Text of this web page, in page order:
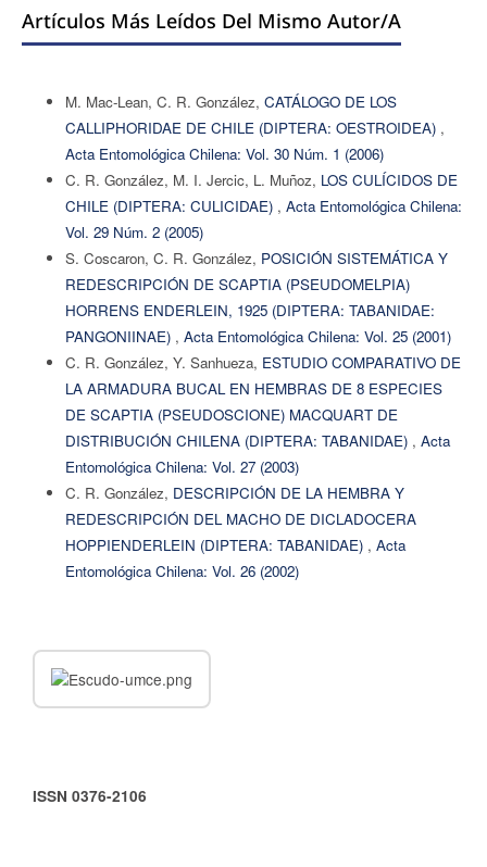
Artículos Más Leídos Del Mismo Autor/a
M. Mac-Lean, C. R. González, CATÁLOGO DE LOS
CALLIPHORIDAE DE CHILE (DIPTERA: OESTROIDEA) ,
Acta Entomológica Chilena: Vol. 30 Núm. 1 (2006)
C. R. González, M. I. Jercic, L. Muñoz, LOS CULÍCIDOS DE
CHILE (DIPTERA: CULICIDAE) , Acta Entomológica Chilena:
Vol. 29 Núm. 2 (2005)
S. Coscaron, C. R. González, POSICIÓN SISTEMÁTICA Y
REDESCRIPCIÓN DE SCAPTIA (PSEUDOMELPIA)
HORRENS ENDERLEIN, 1925 (DIPTERA: TABANIDAE:
PANGONIINAE) , Acta Entomológica Chilena: Vol. 25 (2001)
C. R. González, Y. Sanhueza, ESTUDIO COMPARATIVO DE
LA ARMADURA BUCAL EN HEMBRAS DE 8 ESPECIES
DE SCAPTIA (PSEUDOSCIONE) MACQUART DE
DISTRIBUCIÓN CHILENA (DIPTERA: TABANIDAE) , Acta
Entomológica Chilena: Vol. 27 (2003)
C. R. González, DESCRIPCIÓN DE LA HEMBRA Y
REDESCRIPCIÓN DEL MACHO DE DICLADOCERA
HOPPIENDERLEIN (DIPTERA: TABANIDAE) , Acta
Entomológica Chilena: Vol. 26 (2002)
ISSN 0376-2106